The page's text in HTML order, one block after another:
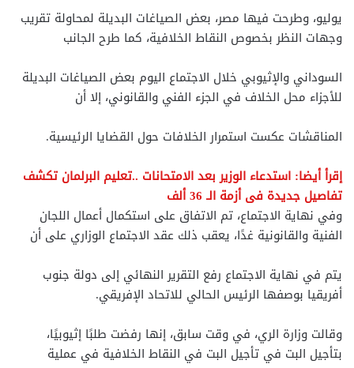
يوليو، وطرحت فيها مصر، بعض الصياغات البديلة لمحاولة تقريب
وجهات النظر بخصوص النقاط الخلافية، كما طرح الجانب
السوداني والإثيوبي خلال الاجتماع اليوم بعض الصياغات البديلة
للأجزاء محل الخلاف في الجزء الفني والقانوني، إلا أن
المناقشات عكست استمرار الخلافات حول القضايا الرئيسية.
إقرأ أيضا: استدعاء الوزير بعد الامتحانات ..تعليم البرلمان تكشف
تفاصيل جديدة فى أزمة الـ 36 ألف
وفي نهاية الاجتماع، تم الاتفاق على استكمال أعمال اللجان
الفنية والقانونية غدًا، يعقب ذلك عقد الاجتماع الوزاري على أن
يتم في نهاية الاجتماع رفع التقرير النهائي إلى دولة جنوب
أفريقيا بوصفها الرئيس الحالي للاتحاد الإفريقي.
وقالت وزارة الري، في وقت سابق، إنها رفضت طلبًا إثيوبيًا،
بتأجيل البت في تأجيل البت في النقاط الخلافية في عملية